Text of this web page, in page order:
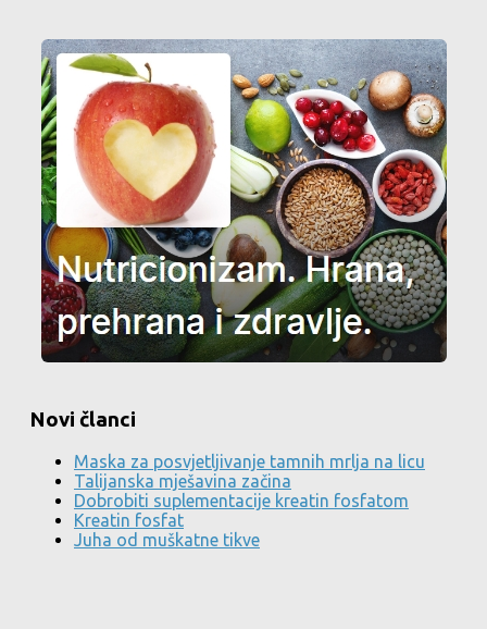
Novi članci
Maska za posvjetljivanje tamnih mrlja na licu
Talijanska mješavina začina
Dobrobiti suplementacije kreatin fosfatom
Kreatin fosfat
Juha od muškatne tikve